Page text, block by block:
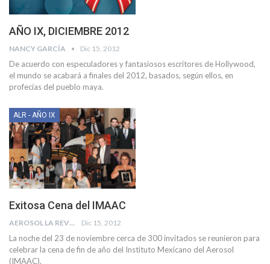
AÑO IX, DICIEMBRE 2012
NANCY GARCÍA Dic 15, 2012
De acuerdo con especuladores y fantasiosos escritores de Hollywood,
el mundo se acabará a finales del 2012, basados, según ellos, en
profecías del pueblo maya.
ALR - AÑO IX
Exitosa Cena del IMAAC
AEROSOL LA REVISTA Dic 15, 2012
La noche del 23 de noviembre cerca de 300 invitados se reunieron para
celebrar la cena de fin de año del Instituto Mexicano del Aerosol
(IMAAC).